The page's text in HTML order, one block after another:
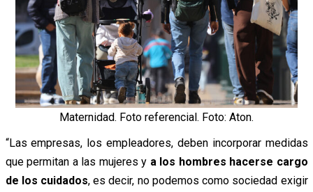
Maternidad. Foto referencial. Foto: Aton.
“Las empresas, los empleadores, deben incorporar medidas
que permitan a las mujeres y a los hombres hacerse cargo
de los cuidados, es decir, no podemos como sociedad exigir